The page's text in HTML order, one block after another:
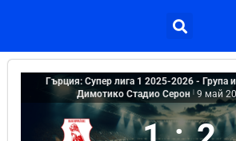
Гърция: Супер лига 1 2025-2026 - Група
Димотико Стадио Серон | 9 май